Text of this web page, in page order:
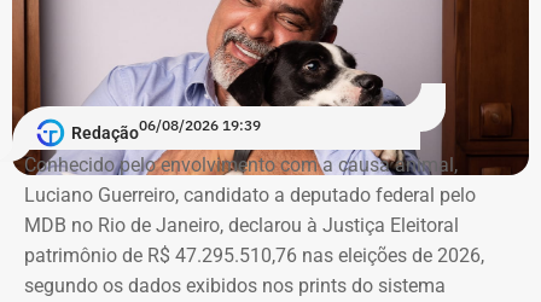
comércio e faziam parte da rotina de gerações de famílias do
Inaugurado em 5 de janeiro de 1941 com a presença de Darcy
Vargas e capacidade para 1.800 espectadores, o espaço era
considerado um dos “palácios cinematográficos” do
subúrbio. Agora, com a posse do poder público, a Prefeitura
do Rio iniciará a elaboração dos projetos executivos e o
processo licitatório para o início das obras.
positivo de R$ 781,4 milhões no ano.
Banco Master provoca perda integral
de R$ 222,8 milhões
Um dos principais choques do exercício veio do setor
financeiro. A Cedae mantinha R$ 222,8 milhões aplicados
em Certificados de Depósito Bancário (CDBs) emitidos
pelo Banco Master. Em 18 de novembro de 2025, após a
Redação06/08/2026 19:39
Conhecido pelo envolvimento com a causa animal,
Luciano Guerreiro, candidato a deputado federal pelo
MDB no Rio de Janeiro, declarou à Justiça Eleitoral
patrimônio de R$ 47.295.510,76 nas eleições de 2026,
segundo os dados exibidos nos prints do sistema